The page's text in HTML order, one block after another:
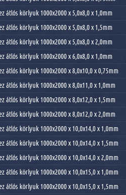
átlós körlyuk 1000x2000 x 5,0x8,0 x 1,0mm
átlós körlyuk 1000x2000 x 5,0x8,0 x 1,5mm
átlós körlyuk 1000x2000 x 5,0x8,0 x 2,0mm
átlós körlyuk 1000x2000 x 6,0x8,0 x 1,0mm
átlós körlyuk 1000x2000 x 8,0x10,0 x 0,75mm
átlós körlyuk 1000x2000 x 8,0x11,0 x 1,0mm
átlós körlyuk 1000x2000 x 8,0x12,0 x 1,5mm
átlós körlyuk 1000x2000 x 8,0x12,0 x 2,0mm
átlós körlyuk 1000x2000 x 10,0x14,0 x 1,0mm
átlós körlyuk 1000x2000 x 10,0x14,0 x 1,5mm
átlós körlyuk 1000x2000 x 10,0x14,0 x 2,0mm
átlós körlyuk 1000x2000 x 10,0x15,0 x 1,0mm
átlós körlyuk 1000x2000 x 10,0x15,0 x 1,5mm